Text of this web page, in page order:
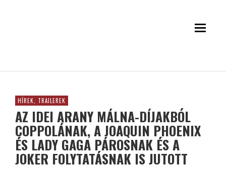
HÍREK, TRAILEREK
AZ IDEI ARANY MÁLNA-DÍJAKBÓL
COPPOLÁNAK, A JOAQUIN PHOENIX
ÉS LADY GAGA PÁROSNAK ÉS A
JOKER FOLYTATÁSNAK IS JUTOTT